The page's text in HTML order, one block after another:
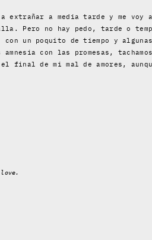
a media tarde y me voy
Pero no hay pedo, tarde o
un poquito de tiempo y
con las promesas,
final de mi mal de amores,